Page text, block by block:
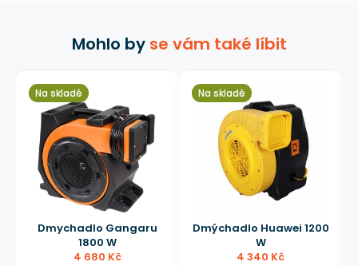
Mohlo by se vám také líbit
Na skladě
Dmychadlo Gangaru
1800 W
4 680 Kč
Na skladě
Dmýchadlo Huawei 1200
W
4 340 Kč